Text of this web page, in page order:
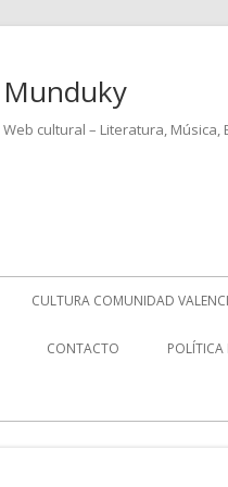
Munduky
Web cultural – Literatura,
CULTURA COMUNIDAD
CONTACTO POLÍTICA